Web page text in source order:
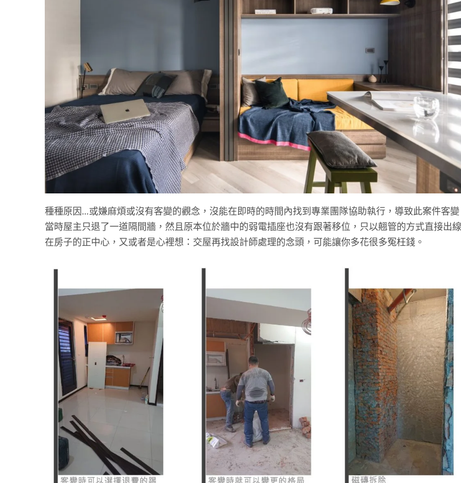
種種原因…或嫌麻煩或沒有客變的觀念，沒能在即時的時間內找到專業團隊協助執行，導致此案件客變
當時屋主只退了一道隔間牆，然且原本位於牆中的弱電插座也沒有跟著移位，只以翹管的方式直接出線
在房子的正中心，又或者是心裡想：交屋再找設計師處理的念頭，可能讓你多花很多冤枉錢。